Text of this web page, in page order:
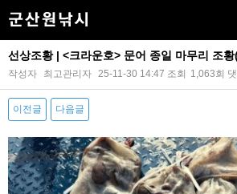
선상조황 | <크라운호> 문어 종일 마무리 조
작성자 최고관리자 25-11-30 14:47 조회 1,063회
이전글 다음글
본문